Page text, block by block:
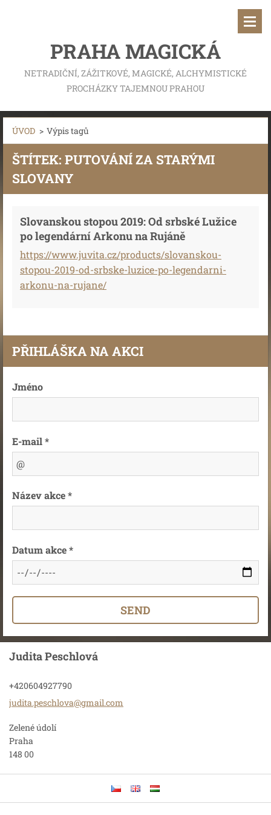
PRAHA MAGICKÁ
NETRADIČNÍ, ZÁŽITKOVÉ, MAGICKÉ, ALCHYMISTICKÉ
PROCHÁZKY TAJEMNOU PRAHOU
ÚVOD > Výpis tagů
ŠTÍTEK: PUTOVÁNÍ ZA STARÝMI
SLOVANY
Slovanskou stopou 2019: Od srbské Lužice
po legendární Arkonu na Rujáně
https://www.juvita.cz/products/slovanskou-
stopou-2019-od-srbske-luzice-po-legendarni-
arkonu-na-rujane/
PŘIHLÁŠKA NA AKCI
Jméno
E-mail *
Název akce *
Datum akce *
Judita Peschlová
+420604927790
judita.peschlova@gmail.com
Zelené údolí
Praha
148 00